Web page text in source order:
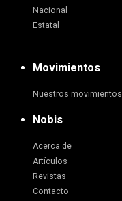
Nacional
Estatal
Movimientos
Nuestros movimientos
Nobis
Acerca de
Artículos
Revistas
Contacto